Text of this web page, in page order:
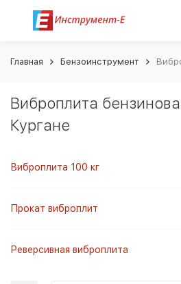
Главная Бензоинструмент
Виброплита
Кургане
Виброплита 100 кг
Прокат виброплит
Реверсивная виброплита